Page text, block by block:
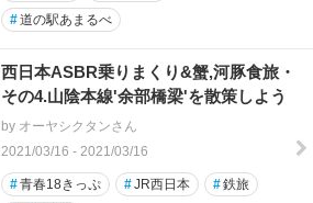
#道の駅あまるべ
西日本ASBR乗りまくり&蟹,河豚食旅・
その4.山陰本線'余部橋梁'を散策しよう
by オーヤシクタンさん
2021/03/16 - 2021/03/16
#青春18きっぷ #JR西日本 #鉄旅